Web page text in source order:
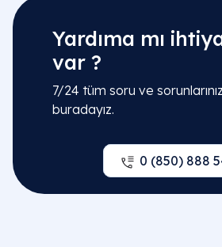
Yardıma mı
var ?
7/24 tüm soru ve
buradayız.
0 (850) 888